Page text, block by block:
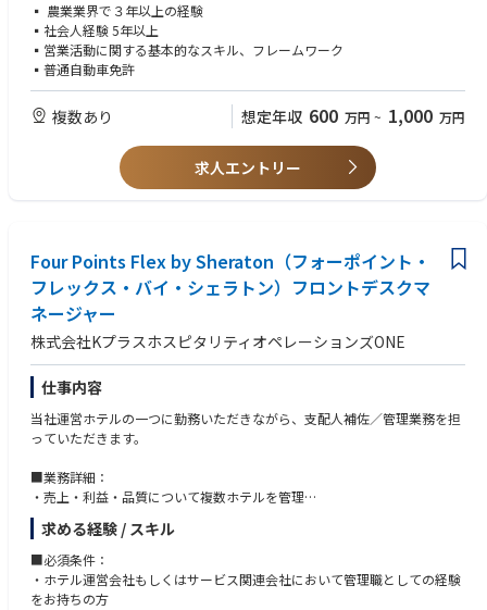
▪ 農業業界で３年以上の経験
▪社会人経験 5年以上
▪営業活動に関する基本的なスキル、フレームワーク
▪普通自動車免許
複数あり 想定年収 600 万円 ~ 1,000 万円
求人エントリー
Four Points Flex by Sheraton（フォーポイント・
フレックス・バイ・シェラトン）フロントデスクマ
ネージャー
株式会社KプラスホスピタリティオペレーションズONE
仕事内容
当社運営ホテルの一つに勤務いただきながら、支配人補佐／管理業務を担
っていただきます。
■業務詳細：
・売上・利益・品質について複数ホテルを管理
・マリオットグループが最も重視するお客様からの評価をあげるべくホテ
ル内におけるホスピタリティを重視したオペレーションを積極的に推進
・複数ホテルの部下育成と管轄ホテルのスタッフマネジメント業務
求める経験 / スキル
■必須条件：
・ホテル運営会社もしくはサービス関連会社において管理職としての経験
をお持ちの方